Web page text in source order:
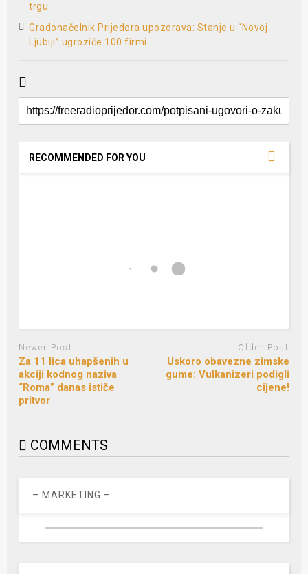
trgu
Gradonačelnik Prijedora upozorava: Stanje u “Novoj
Ljubiji” ugroziće 100 firmi
RECOMMENDED FOR YOU
Newer Post
Za 11 lica uhapšenih u
akciji kodnog naziva
“Roma” danas ističe
pritvor
Older Post
Uskoro obavezne zimske
gume: Vulkanizeri podigli
cijene!
COMMENTS
– MARKETING –